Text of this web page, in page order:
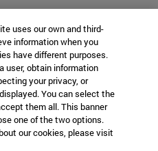
uses our own and third-
information when you
have different purposes.
user, obtain information
your privacy, or
You can select the
them all. This banner
one of the two options.
our cookies, please visit